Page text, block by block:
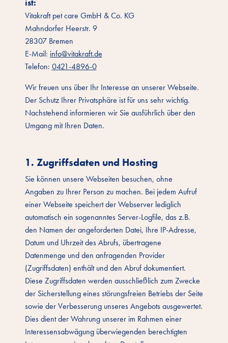
ist:
Vitakraft pet care GmbH & Co. KG
Mahndorfer Heerstr. 9
28307 Bremen
E-Mail: info@vitakraft.de
Telefon: 0421-4896-0
Wir freuen uns über Ihr Interesse an unserer Webseite.
Der Schutz Ihrer Privatsphäre ist für uns sehr wichtig.
Nachstehend informieren wir Sie ausführlich über den
Umgang mit Ihren Daten.
1. Zugriffsdaten und Hosting
Sie können unsere Webseiten besuchen, ohne
Angaben zu Ihrer Person zu machen. Bei jedem Aufruf
einer Webseite speichert der Webserver lediglich
automatisch ein sogenanntes Server-Logfile, das z.B.
den Namen der angeforderten Datei, Ihre IP-Adresse,
Datum und Uhrzeit des Abrufs, übertragene
Datenmenge und den anfragenden Provider
(Zugriffsdaten) enthält und den Abruf dokumentiert.
Diese Zugriffsdaten werden ausschließlich zum Zwecke
der Sicherstellung eines störungsfreien Betriebs der Seite
sowie der Verbesserung unseres Angebots ausgewertet.
Dies dient der Wahrung unserer im Rahmen einer
Interessensabwägung überwiegenden berechtigten